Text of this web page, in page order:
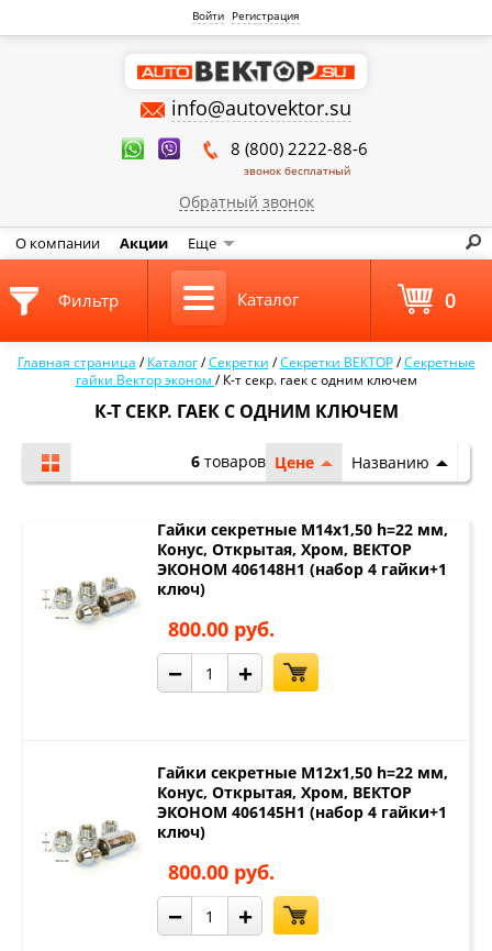
Войти Регистрация
info@autovektor.su
8 (800) 2222-88-6
звонок бесплатный
Обратный звонок
О компании Акции Еще
Главная страница /Каталог /Секретки /Секретки ВЕКТОР /Секретные
гайки Вектор эконом /К-т секр. гаек с одним ключем
К-Т СЕКР. ГАЕК С ОДНИМ КЛЮЧЕМ
Цене Названию
6 товаров
Гайки секретные М14х1,50 h=22 мм,
Конус, Открытая, Хром, ВЕКТОР
ЭКОНОМ 406148H1 (набор 4 гайки+1
ключ)
800.00 руб.
− +
Гайки секретные М12х1,50 h=22 мм,
Конус, Открытая, Хром, ВЕКТОР
ЭКОНОМ 406145H1 (набор 4 гайки+1
ключ)
800.00 руб.
− +
Фильтр Каталог 0